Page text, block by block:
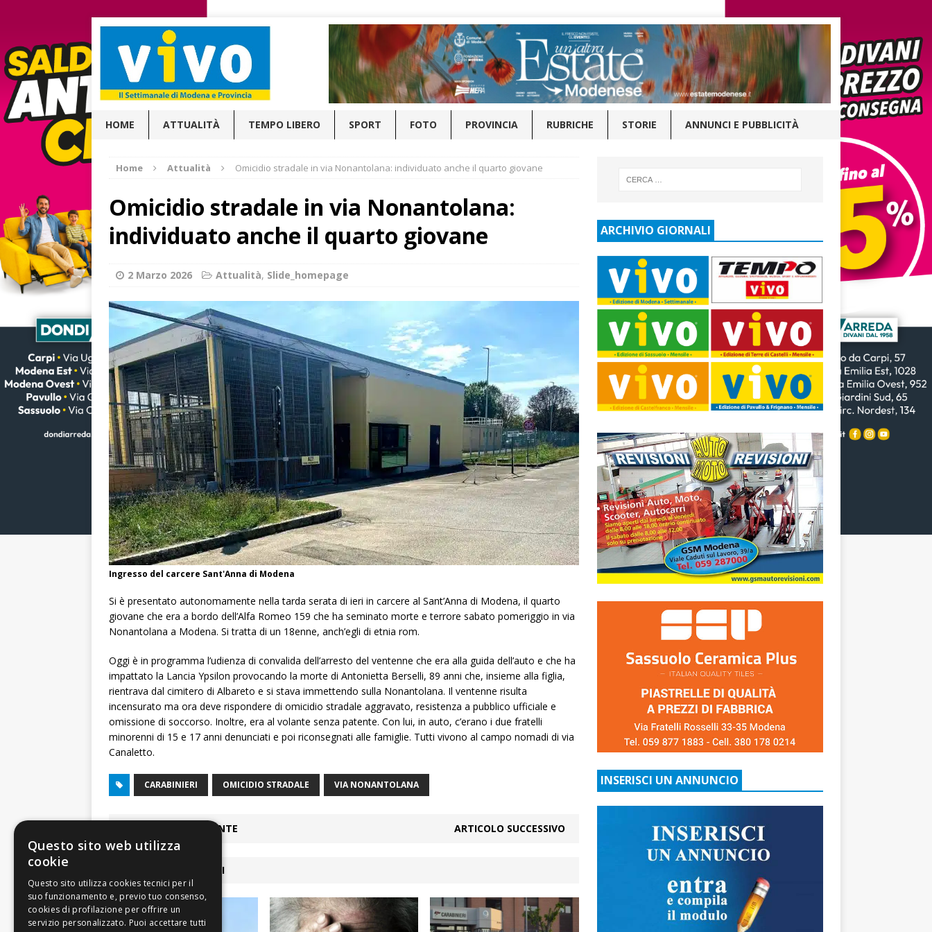
HOME ATTUALITÀ TEMPO LIBERO SPORT FOTO PROVINCIA RUBRICHE STORIE ANNUNCI E PUBBLICITÀ
Home Attualità Omicidio stradale in via Nonantolana: individuato anche il quarto giovane
Omicidio stradale in via Nonantolana:
individuato anche il quarto giovane
2 Marzo 2026 Attualità, Slide_homepage
Ingresso del carcere Sant'Anna di Modena
Si è presentato autonomamente nella tarda serata di ieri in carcere al Sant’Anna di Modena, il quarto
giovane che era a bordo dell’Alfa Romeo 159 che ha seminato morte e terrore sabato pomeriggio in via
Nonantolana a Modena. Si tratta di un 18enne, anch’egli di etnia rom.
Oggi è in programma l’udienza di convalida dell’arresto del ventenne che era alla guida dell’auto e che ha
impattato la Lancia Ypsilon provocando la morte di Antonietta Berselli, 89 anni che, insieme alla figlia,
rientrava dal cimitero di Albareto e si stava immettendo sulla Nonantolana. Il ventenne risulta
incensurato ma ora deve rispondere di omicidio stradale aggravato, resistenza a pubblico ufficiale e
omissione di soccorso. Inoltre, era al volante senza patente. Con lui, in auto, c’erano i due fratelli
minorenni di 15 e 17 anni denunciati e poi riconsegnati alle famiglie. Tutti vivono al campo nomadi di via
Canaletto.
CARABINIERI OMICIDIO STRADALE VIA NONANTOLANA
ARTICOLO PRECEDENTE ARTICOLO SUCCESSIVO
ARTICOLI COLLEGATI
ARCHIVIO GIORNALI
INSERISCI UN ANNUNCIO
Questo sito web utilizza
cookie